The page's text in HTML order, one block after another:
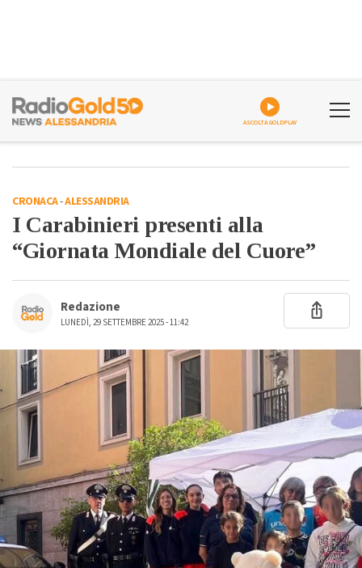
ASCOLTA GOLDPLAY
CRONACA-ALESSANDRIA
I Carabinieri presenti alla
“Giornata Mondiale del Cuore”
Redazione
LUNEDÌ, 29 SETTEMBRE 2025 - 11:42